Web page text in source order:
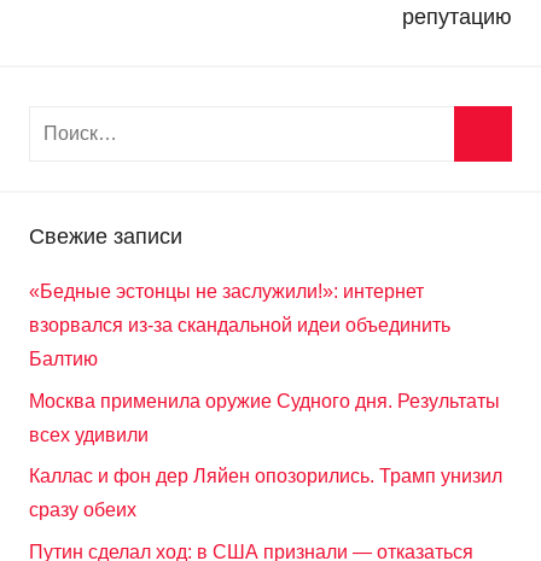
репутацию
Свежие записи
«Бедные эстонцы не заслужили!»: интернет
взорвался из-за скандальной идеи объединить
Балтию
Москва применила оружие Судного дня. Результаты
всех удивили
Каллас и фон дер Ляйен опозорились. Трамп унизил
сразу обеих
Путин сделал ход: в США признали — отказаться